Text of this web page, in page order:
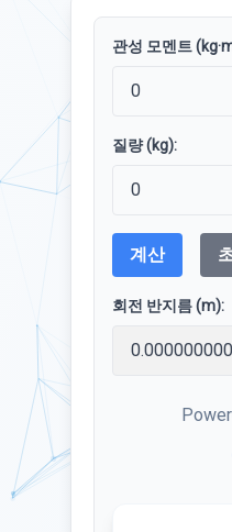
관성 모멘트
질량 (kg):
계산
회전 반지름 (m):